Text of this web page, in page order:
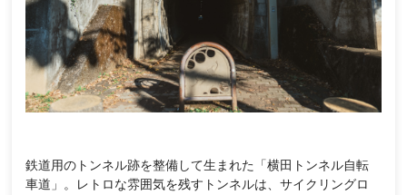
鉄道用のトンネル跡を整備して生まれた「横田トンネル自転
車道」。レトロな雰囲気を残すトンネルは、サイクリングロ